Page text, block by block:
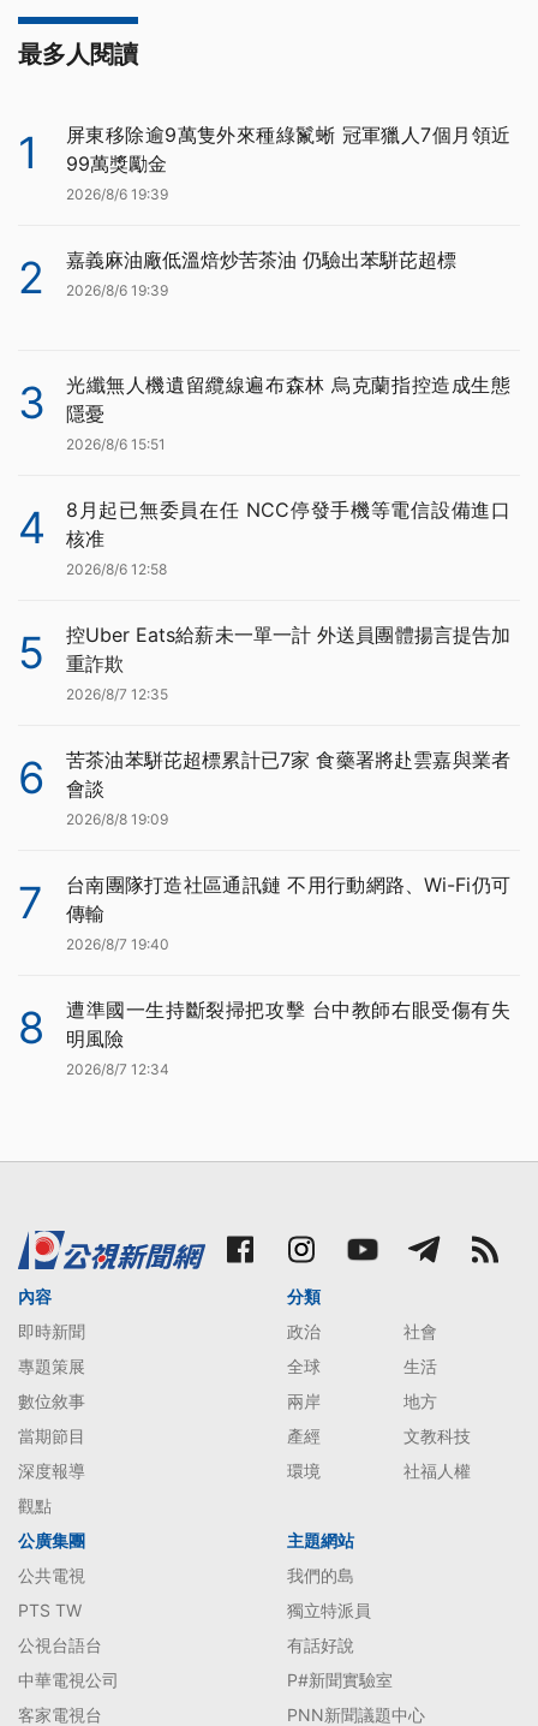
最多人閱讀
1
屏東移除逾9萬隻外來種綠鬣蜥 冠軍獵人7個月領近
99萬獎勵金
2026/8/6 19:39
2 嘉義麻油廠低溫焙炒苦茶油 仍驗出苯駢芘超標
2026/8/6 19:39
3
光纖無人機遺留纜線遍布森林 烏克蘭指控造成生態
隱憂
2026/8/6 15:51
4
8月起已無委員在任 NCC停發手機等電信設備進口
核准
2026/8/6 12:58
5
控Uber Eats給薪未一單一計 外送員團體揚言提告加
重詐欺
2026/8/7 12:35
6
苦茶油苯駢芘超標累計已7家 食藥署將赴雲嘉與業者
會談
2026/8/8 19:09
7
台南團隊打造社區通訊鏈 不用行動網路、Wi-Fi仍可
傳輸
2026/8/7 19:40
8
遭準國一生持斷裂掃把攻擊 台中教師右眼受傷有失
明風險
2026/8/7 12:34
內容
即時新聞
專題策展
數位敘事
當期節目
深度報導
觀點
分類
政治
社會
全球
生活
兩岸
地方
產經
文教科技
環境
社福人權
公廣集團
公共電視
PTS TW
公視台語台
中華電視公司
客家電視台
主題網站
我們的島
獨立特派員
有話好說
P#新聞實驗室
PNN新聞議題中心